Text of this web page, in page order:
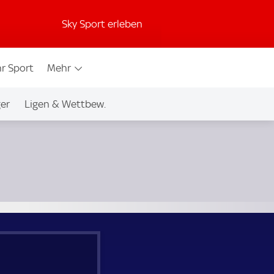
Sky Sport erleben
Sport Mehr
Ligen & Wettbew.